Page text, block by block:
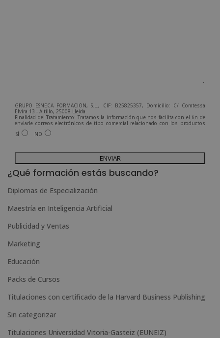
GRUPO ESNECA FORMACIÓN, S.L., CIF: B25825357, Domicilio: C/ Comtessa
Elvira 13 - Altillo, 25008 Lleida.
Finalidad del Tratamiento: Tratamos la información que nos facilita con el fin de
enviarle correos electrónicos de tipo comercial relacionado con los productos
ofrecidos y otros tipo de productos que fueran de su interés.
Legitimación del tratamiento: Consentimiento del interesado.
Para más información consulte nuestra Política de Privacidad.
Desea recibir información comercial (vía telefónica y/o email):
SÍ NO
A
l
e
r
n
i
v
e
¿Qué formación estás buscando?
Diplomas de Especialización
Maestría en Inteligencia Artificial
Publicidad y Ventas
Marketing
Educación
Packs de Cursos
Titulaciones con certificado de la Harvard Business Publishing
Sin categorizar
Titulaciones Universidad Vitoria-Gasteiz (EUNEIZ)